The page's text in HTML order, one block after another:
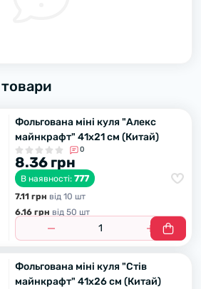
Фольгована міні куля "Алекс
майнкрафт" 41х21 см (Китай)
0
8.36 грн
В наявності: 777
7.11 грн вiд 10 шт
6.16 грн вiд 50 шт
Фольгована міні куля "Стів
майнкрафт" 41х26 см (Китай)